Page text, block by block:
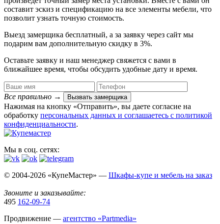
составит эскиз и спецификацию на все элементы мебели, что
позволит узнать точную стоимость.
Выезд замерщика бесплатный, а за заявку через сайт мы
подарим вам дополнительную скидку в 3%.
Оставьте заявку и наш менеджер свяжется с вами в
ближайшее время, чтобы обсудить удобные дату и время.
Все правильно → Вызвать замерщика
Нажимая на кнопку «Отправить», вы даете согласие на
обработку персональных данных​ и соглашаетесь c политикой
конфиденциальности.
Мы в соц. сетях:
© 2004-2026 «КупеМастер» — Шкафы-купе и мебель на заказ
Звоните и заказывайте:
495 162-09-74
Продвижение — агентство «Partmedia»